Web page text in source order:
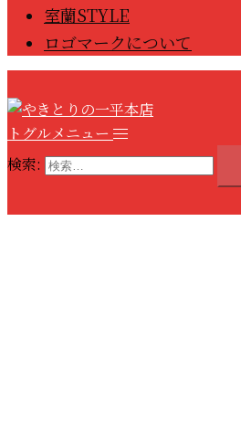
室蘭STYLE
ロゴマークについて
トグルメニュー
検索: